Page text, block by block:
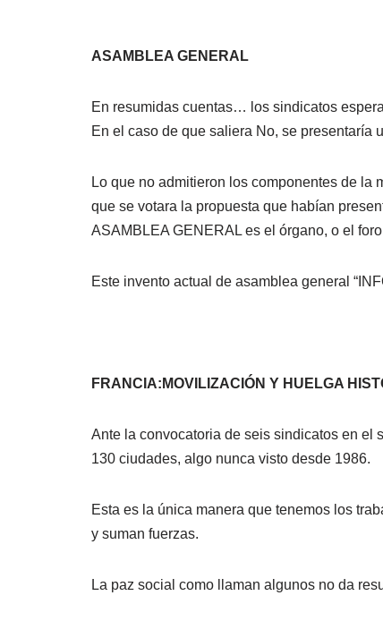
ASAMBLEA GENERAL
En resumidas cuentas… los sindicatos
En el caso de que saliera No, se presentaría
Lo que no admitieron los componentes de la
que se votara la propuesta que habían
ASAMBLEA GENERAL es el órgano, o el
Este invento actual de asamblea general
FRANCIA:MOVILIZACIÓN Y HUELGA
Ante la convocatoria de seis sindicatos en el
130 ciudades, algo nunca visto desde 1986.
Esta es la única manera que tenemos los
y suman fuerzas.
La paz social como llaman algunos no da